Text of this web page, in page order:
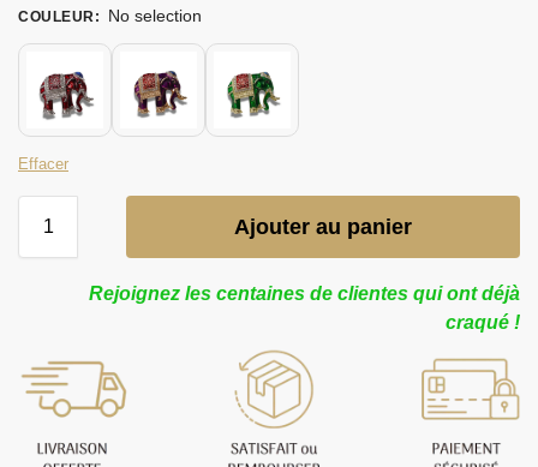
COULEUR : No selection
Effacer
Ajouter au panier
Rejoignez les centaines de clientes qui ont déjà
craqué !